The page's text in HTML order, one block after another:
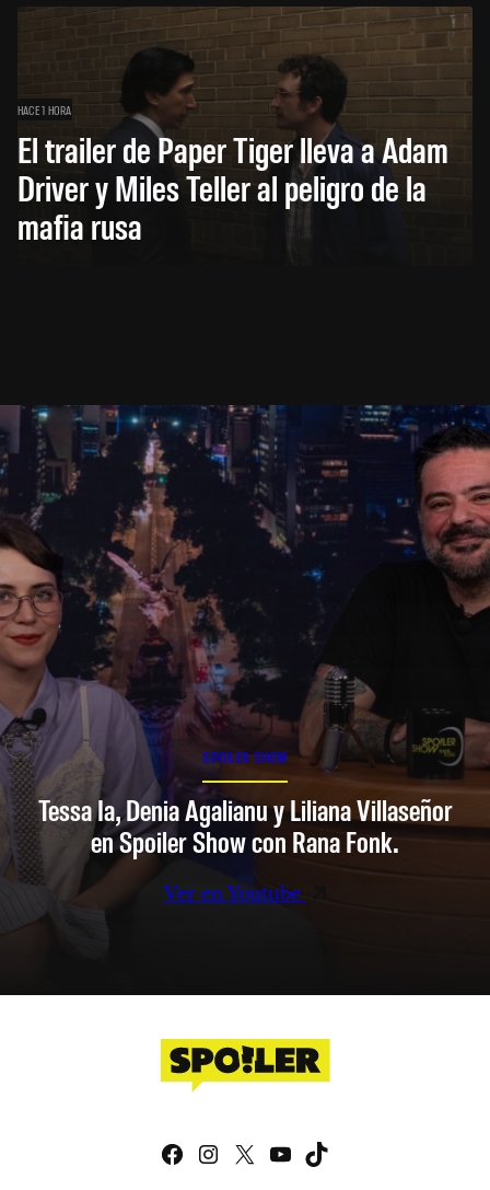
HACE 1 HORA
El trailer de Paper Tiger lleva a Adam
Driver y Miles Teller al peligro de la
mafia rusa
SPOILER SHOW
Tessa Ia, Denia Agalianu y Liliana Villaseñor
en Spoiler Show con Rana Fonk.
Ver en Youtube
Facebook
Instagram
X YouTube